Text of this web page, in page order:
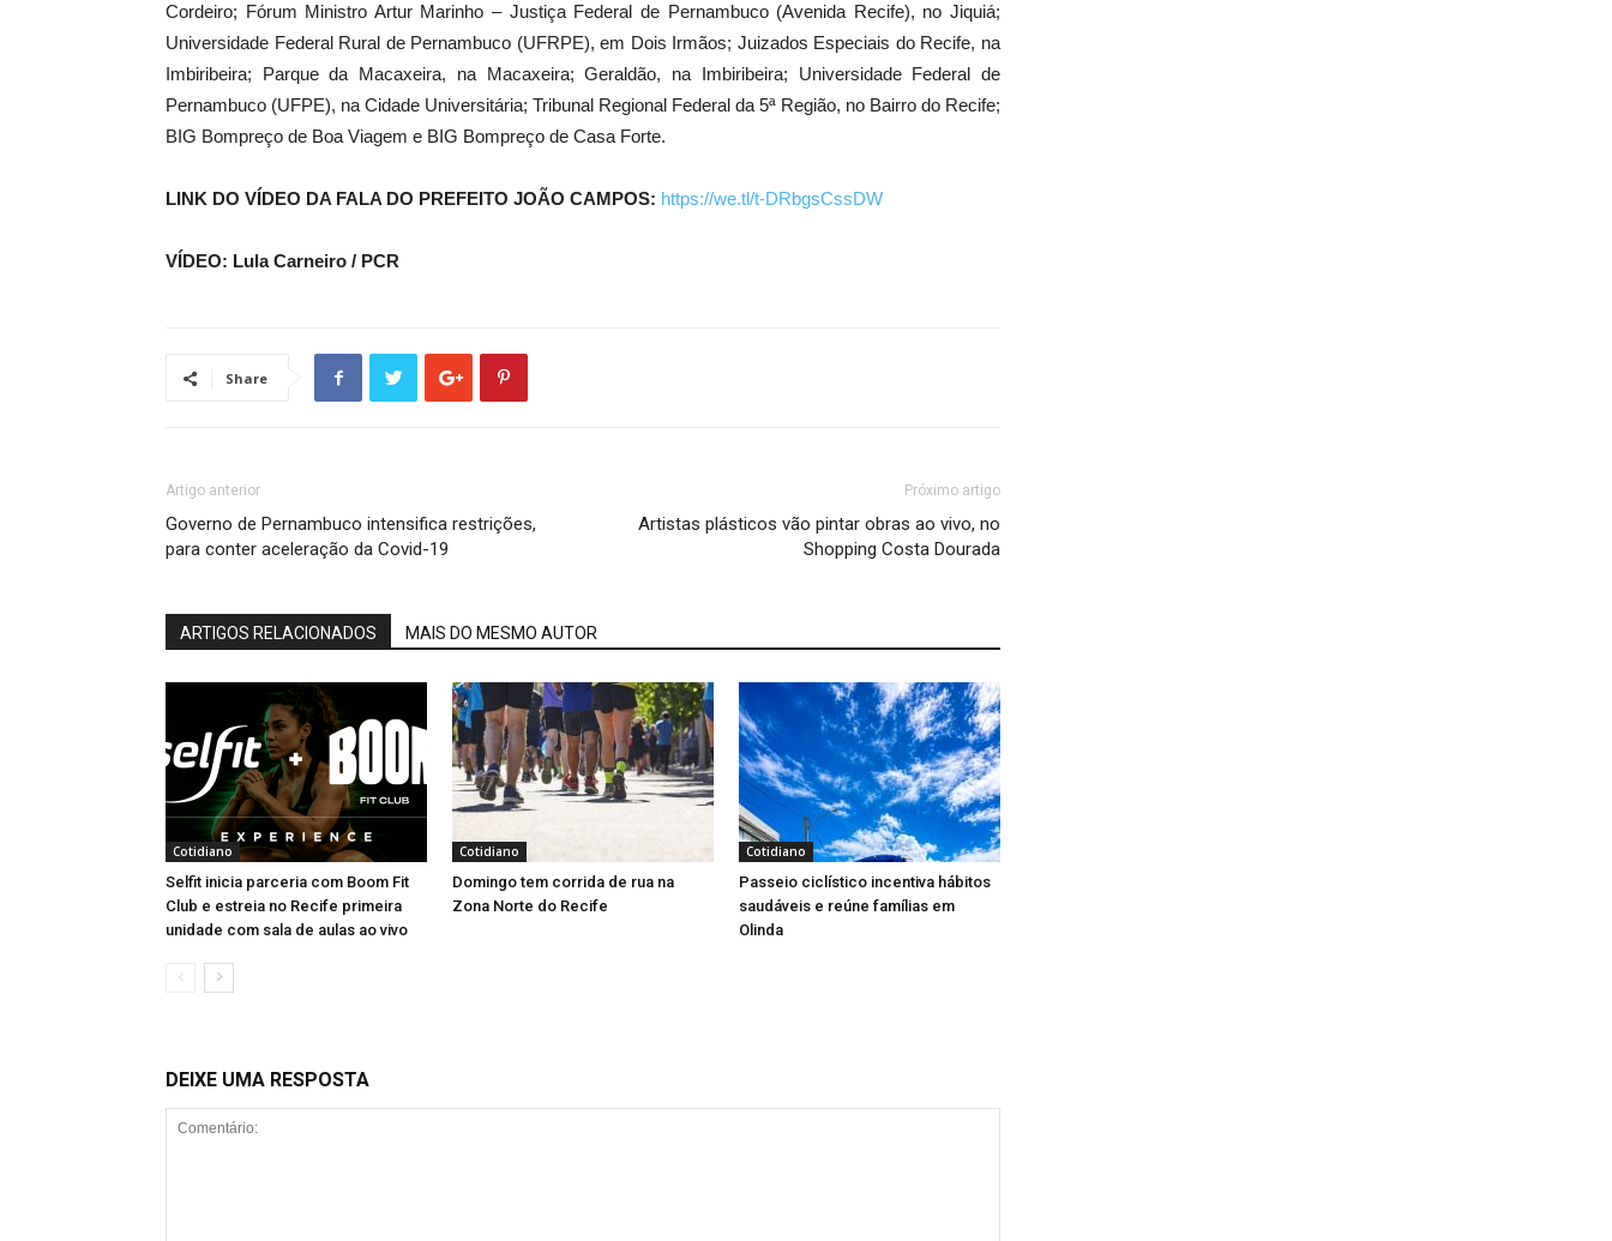
Cordeiro; Fórum Ministro Artur Marinho – Justiça Federal de Pernambuco (Avenida Recife), no Jiquiá;
Universidade Federal Rural de Pernambuco (UFRPE), em Dois Irmãos; Juizados Especiais do Recife, na
Imbiribeira; Parque da Macaxeira, na Macaxeira; Geraldão, na Imbiribeira; Universidade Federal de
Pernambuco (UFPE), na Cidade Universitária; Tribunal Regional Federal da 5ª Região, no Bairro do Recife;
BIG Bompreço de Boa Viagem e BIG Bompreço de Casa Forte.
LINK DO VÍDEO DA FALA DO PREFEITO JOÃO CAMPOS: https://we.tl/t-DRbgsCssDW
VÍDEO: Lula Carneiro / PCR
Share
Artigo anterior
Governo de Pernambuco intensifica restrições,
para conter aceleração da Covid-19
Próximo artigo
Artistas plásticos vão pintar obras ao vivo, no
Shopping Costa Dourada
ARTIGOS RELACIONADOS MAIS DO MESMO AUTOR
Cotidiano
Selfit inicia parceria com Boom Fit
Club e estreia no Recife primeira
unidade com sala de aulas ao vivo
Cotidiano
Domingo tem corrida de rua na
Zona Norte do Recife
Cotidiano
Passeio ciclístico incentiva hábitos
saudáveis e reúne famílias em
Olinda
DEIXE UMA RESPOSTA